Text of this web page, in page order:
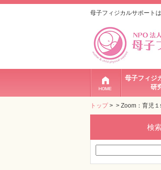
母子フィジカルサポート
母子フィジ
研
トップ> > Zoom：育児
検索
索: